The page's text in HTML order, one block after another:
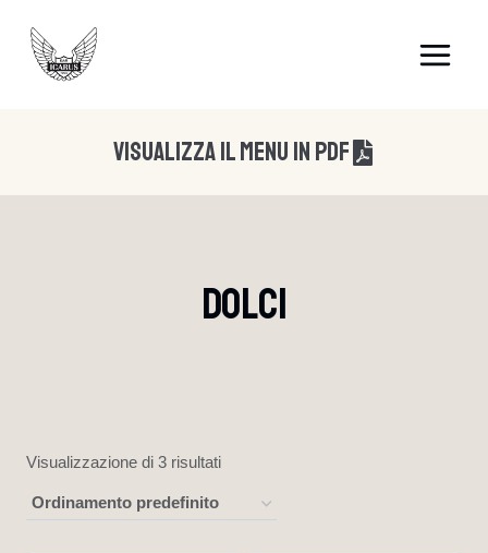
contenuto
Visualizza Il Menu In Pdf
Dolci
Visualizzazione di 3 risultati